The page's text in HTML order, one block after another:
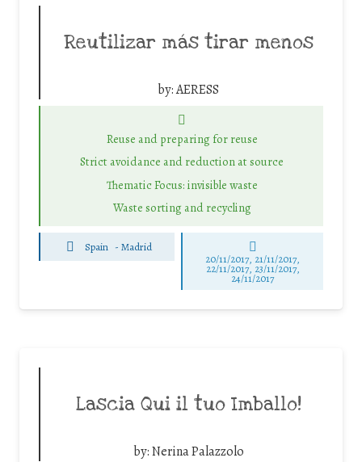
Reutilizar más tirar menos
by:AERESS
Reuse and preparing for reuse
Strict avoidance and reduction at source
Thematic Focus: invisible waste
Waste sorting and recycling
Spain - Madrid
20/11/2017, 21/11/2017,
22/11/2017, 23/11/2017,
24/11/2017
Lascia Qui il tuo Imballo!
by:Nerina Palazzolo